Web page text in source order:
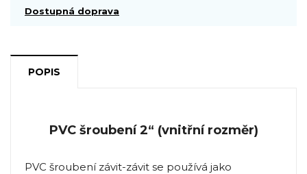
Dostupná doprava
POPIS
PVC šroubení 2“ (vnitřní rozměr)
PVC šroubení závit-závit se používá jako